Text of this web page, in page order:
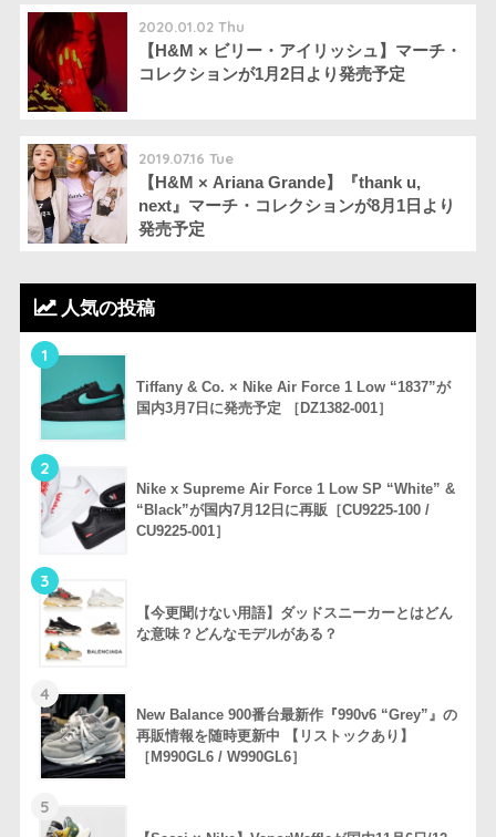
2020.01.02 Thu
【H&M × ビリー・アイリッシュ】マーチ・
コレクションが1月2日より発売予定
2019.07.16 Tue
【H&M × Ariana Grande】『thank u,
next』マーチ・コレクションが8月1日より
発売予定
人気の投稿
1
Tiffany & Co. × Nike Air Force 1 Low “1837”が
国内3月7日に発売予定 ［DZ1382-001］
2
Nike x Supreme Air Force 1 Low SP “White” &
“Black”が国内7月12日に再販［CU9225-100 /
CU9225-001］
3
【今更聞けない用語】ダッドスニーカーとはどん
な意味？どんなモデルがある？
4
New Balance 900番台最新作『990v6 “Grey”』の
再販情報を随時更新中 【リストックあり】
［M990GL6 / W990GL6］
5